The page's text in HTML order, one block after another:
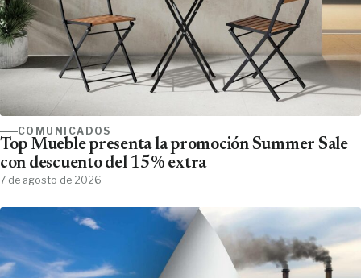
COMUNICADOS
Top Mueble presenta la promoción Summer Sale
con descuento del 15% extra
7 de agosto de 2026